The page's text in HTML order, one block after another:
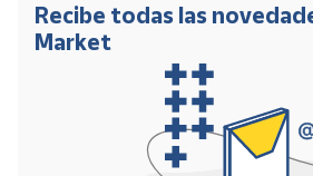
Recibe todas las
Market